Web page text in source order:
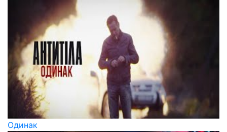
Одинак